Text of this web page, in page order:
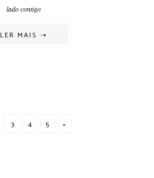
lado contigo
LER MAIS ➝
3 4 5 »